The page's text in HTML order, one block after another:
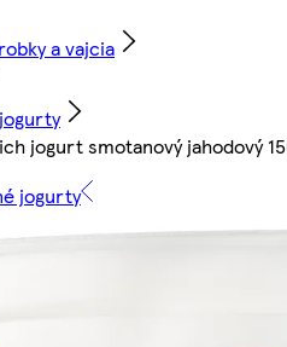
a vajcia
jogurt smotanový jahodový
jogurty